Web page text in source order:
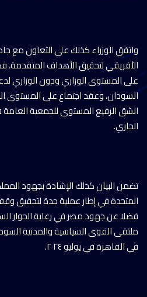
واتفق الوزراء كذلك على التعاون مع
الأفريقي لتحقيق الأهداف
على المستوى الوزاري ودون الوزاري
السودان، وعقد اجتماع على
الشق الرفيع المستوى للجمعية
الجاري.
تضمن البيان كذلك الإشادة بجهود
المتحدة في إطار عملية جدة لتحقيق
فضلا عن جهود مصر في رعاية الحوار
ملتقى القوى السياسية والمدنية
في القاهرة في يوليو ٢٠٢٤.